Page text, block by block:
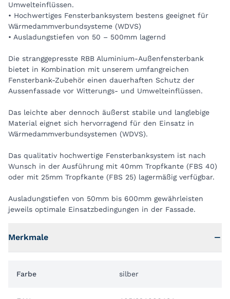
Umwelteinflüssen.
• Hochwertiges Fensterbanksystem bestens geeignet für
Wärmedammverbundsysteme (WDVS)
• Ausladungstiefen von 50 – 500mm lagernd
Die stranggepresste RBB Aluminium-Außenfensterbank
bietet in Kombination mit unserem umfangreichen
Fensterbank-Zubehör einen dauerhaften Schutz der
Aussenfassade vor Witterungs- und Umwelteinflüssen.
Das leichte aber dennoch äußerst stabile und langlebige
Material eignet sich hervorragend für den Einsatz in
Wärmedammverbundsystemen (WDVS).
Das qualitativ hochwertige Fensterbanksystem ist nach
Wunsch in der Ausführung mit 40mm Tropfkante (FBS 40)
oder mit 25mm Tropfkante (FBS 25) lagermäßig verfügbar.
Ausladungstiefen von 50mm bis 600mm gewährleisten
jeweils optimale Einsatzbedingungen in der Fassade.
Merkmale
Farbe silber